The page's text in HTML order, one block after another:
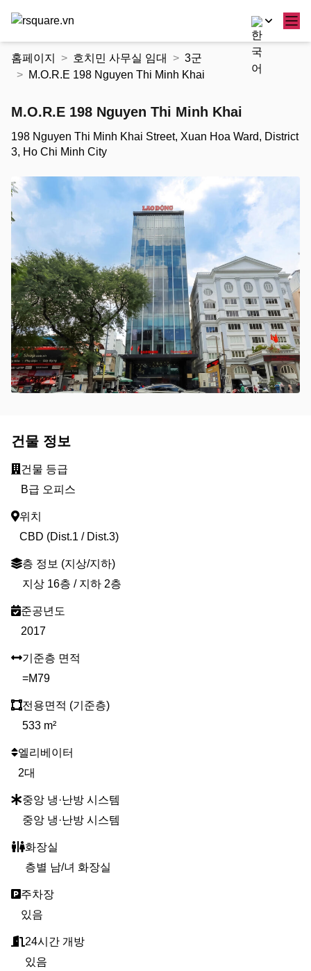
홈페이지 호치민 사무실 임대
3군
M.O.R.E 198 Nguyen Thi Minh Khai
M.O.R.E 198 Nguyen Thi Minh Khai
198 Nguyen Thi Minh Khai Street, Xuan Hoa Ward, District
3, Ho Chi Minh City
건물 정보
건물 등급
B급 오피스
위치
CBD (Dist.1 / Dist.3)
층 정보 (지상/지하)
지상 16층 / 지하 2층
준공년도
2017
기준층 면적
=M79
전용면적 (기준층)
533 m²
엘리베이터
2대
중앙 냉·난방 시스템
중앙 냉·난방 시스템
화장실
층별 남/녀 화장실
주차장
있음
24시간 개방
있음